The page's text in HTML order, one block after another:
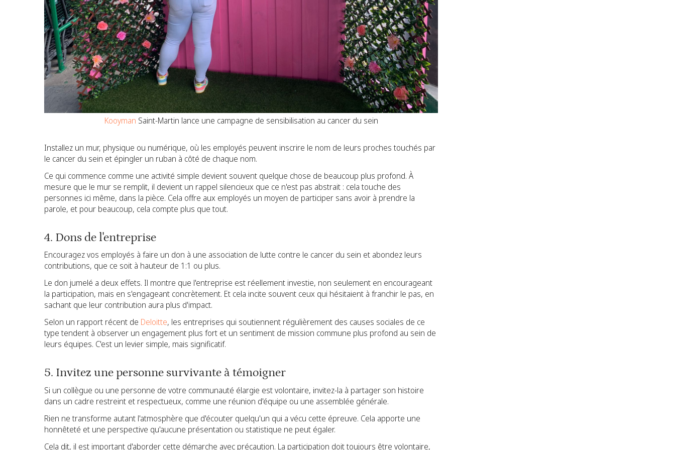
Kooyman Saint-Martin lance une campagne de sensibilisation au cancer du sein
Installez un mur, physique ou numérique, où les employés peuvent inscrire le nom de leurs proches touchés par
le cancer du sein et épingler un ruban à côté de chaque nom.
Ce qui commence comme une activité simple devient souvent quelque chose de beaucoup plus profond. À
mesure que le mur se remplit, il devient un rappel silencieux que ce n'est pas abstrait : cela touche des
personnes ici même, dans la pièce. Cela offre aux employés un moyen de participer sans avoir à prendre la
parole, et pour beaucoup, cela compte plus que tout.
4. Dons de l'entreprise
Encouragez vos employés à faire un don à une association de lutte contre le cancer du sein et abondez leurs
contributions, que ce soit à hauteur de 1:1 ou plus.
Le don jumelé a deux effets. Il montre que l'entreprise est réellement investie, non seulement en encourageant
la participation, mais en s'engageant concrètement. Et cela incite souvent ceux qui hésitaient à franchir le pas, en
sachant que leur contribution aura plus d'impact.
Selon un rapport récent de Deloitte, les entreprises qui soutiennent régulièrement des causes sociales de ce
type tendent à observer un engagement plus fort et un sentiment de mission commune plus profond au sein de
leurs équipes. C'est un levier simple, mais significatif.
5. Invitez une personne survivante à témoigner
Si un collègue ou une personne de votre communauté élargie est volontaire, invitez-la à partager son histoire
dans un cadre restreint et respectueux, comme une réunion d'équipe ou une assemblée générale.
Rien ne transforme autant l'atmosphère que d'écouter quelqu'un qui a vécu cette épreuve. Cela apporte une
honnêteté et une perspective qu'aucune présentation ou statistique ne peut égaler.
Cela dit, il est important d'aborder cette démarche avec précaution. La participation doit toujours être volontaire,